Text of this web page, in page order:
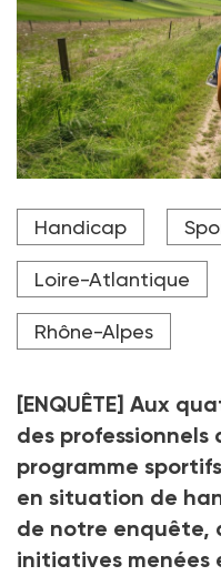
« La relation avec le
émotionnel, explique
chez les participants.
multisensorielle qui
conscience de leur
Handicap
Loire-Atlantique
Rhône-Alpes
[ENQUÊTE] Aux
des
programme
en situation de
de notre enquête,
initiatives menées